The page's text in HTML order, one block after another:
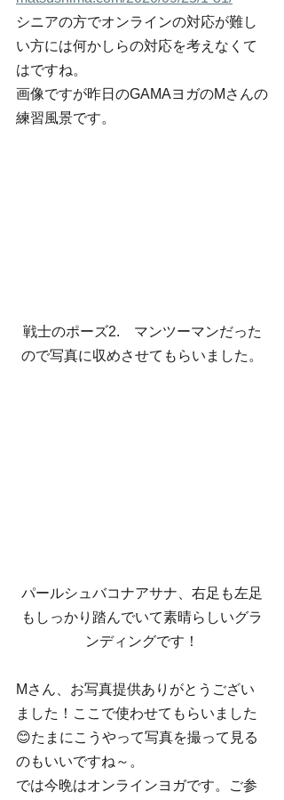
シニアの方でオンラインの対応が難し
い方には何かしらの対応を考えなくて
はですね。
画像ですが昨日のGAMAヨガのMさんの
練習風景です。
戦士のポーズ2.　マンツーマンだった
ので写真に収めさせてもらいました。
パールシュバコナアサナ、右足も左足
もしっかり踏んでいて素晴らしいグラ
ンディングです！
Mさん、お写真提供ありがとうござい
ました！ここで使わせてもらいました
😊たまにこうやって写真を撮って見る
のもいいですね～。
では今晩はオンラインヨガです。ご参